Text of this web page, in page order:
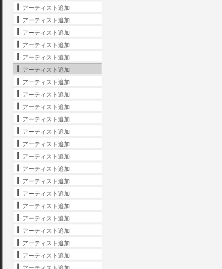
アーティスト追加
アーティスト追加
アーティスト追加
アーティスト追加
アーティスト追加
アーティスト追加
アーティスト追加
アーティスト追加
アーティスト追加
アーティスト追加
アーティスト追加
アーティスト追加
アーティスト追加
アーティスト追加
アーティスト追加
アーティスト追加
アーティスト追加
アーティスト追加
アーティスト追加
アーティスト追加
アーティスト追加